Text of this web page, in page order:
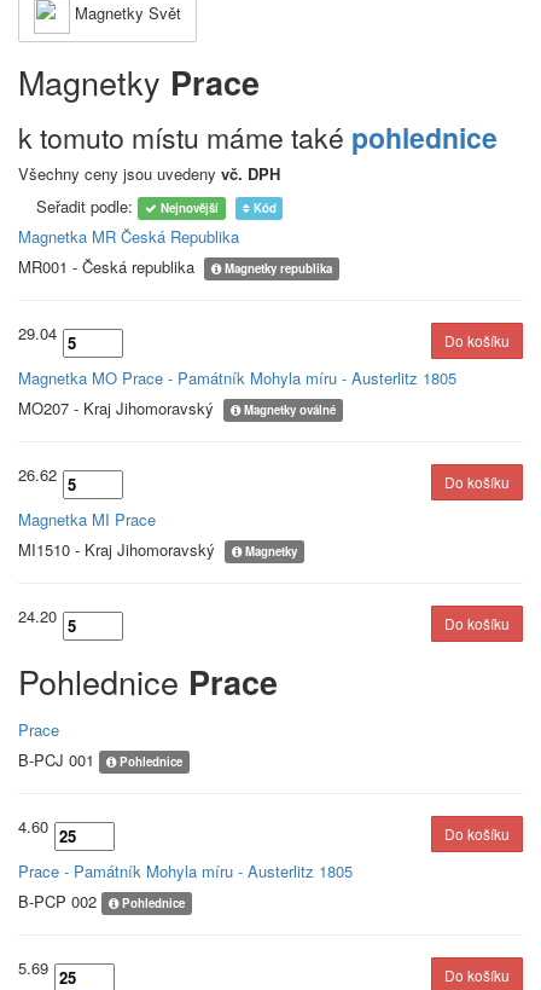
Magnetky Svět
Magnetky Prace
k tomuto místu máme také pohlednice
Všechny ceny jsou uvedeny vč. DPH
Seřadit podle:
Nejnovější Kód
Magnetka MR Česká Republika
MR001 - Česká republika
Magnetky republika
29.04
Magnetka MO Prace - Památník Mohyla míru - Austerlitz 1805
MO207 - Kraj Jihomoravský
Magnetky oválné
26.62
Magnetka MI Prace
MI1510 - Kraj Jihomoravský
Magnetky
24.20
Pohlednice Prace
Prace
B-PCJ 001
Pohlednice
4.60
Prace - Památník Mohyla míru - Austerlitz 1805
B-PCP 002
Pohlednice
5.69